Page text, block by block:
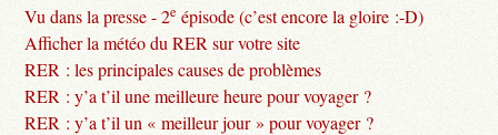
Vu dans la presse - 2e épisode (c’est encore la gloire :-D)
Afficher la météo du RER sur votre site
RER : les principales causes de problèmes
RER : y’a t’il une meilleure heure pour voyager ?
RER : y’a t’il un « meilleur jour » pour voyager ?